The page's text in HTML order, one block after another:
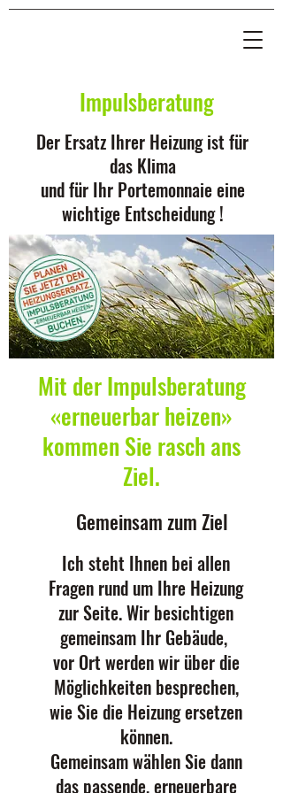
Impulsberatung
Der Ersatz Ihrer Heizung ist für
das Klima
und für Ihr Portemonnaie eine
wichtige Entscheidung !
Mit der Impulsberatung
«erneuerbar heizen»
kommen Sie rasch ans
Ziel.
Gemeinsam zum Ziel
Ich steht Ihnen bei allen
Fragen rund um Ihre Heizung
zur Seite. Wir besichtigen
gemeinsam Ihr Gebäude,
vor Ort werden wir über die
Möglichkeiten besprechen,
wie Sie die Heizung ersetzen
können.
Gemeinsam wählen Sie dann
das passende, erneuerbare